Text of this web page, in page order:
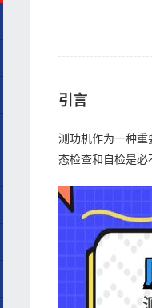
引言
测功机作为一种
态检查和自检是必